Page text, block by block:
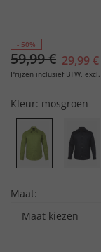
- 50%
59,99 € 29,99 €
Prijzen inclusief BTW, excl.
Kleur: mosgroen
Maat:
Maat kiezen